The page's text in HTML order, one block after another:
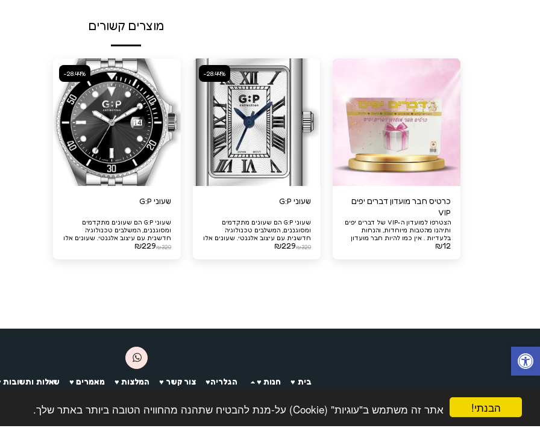
הבנתי! אתר זה משתמש ב"עוגיות" (Cookie) על-מנת להבטיח שתהנה מהחוויה הטובה ביותר באתר שלך.
מוצרים קשורים
כרטיס חבר מועדון דברים יפים
VIP
הצטרפו למועדון ה-VIP של דברים יפים
ותיהנו מהטבות מיוחדות, והנחות
בלעדיות . אין כמו להיות חבר מועדון
דברים יפים VIP!
₪12
-28.44%
שעוני G:P
שעוני G:P הם שעונים מתקדמים
ומסוגננים, המשלבים טכנולוגיה
חדשנית עם עיצוב אלגנטי. שעונים אלו
מציעים פונקציות מדויקות ואמינות
₪320
₪229
-28.44%
שעוני G:P
שעוני G:P הם שעונים מתקדמים
ומסוגננים, המשלבים טכנולוגיה
חדשנית עם עיצוב אלגנטי. שעונים אלו
מציעים פונקציות מדויקות ואמינות
₪320
₪229
בית ♥️ חנות ♥️ הגלריה♥️ צור קשר ♥️ המלצות ♥️ מאמרים ♥️ שאלות ותשובות
הירשם